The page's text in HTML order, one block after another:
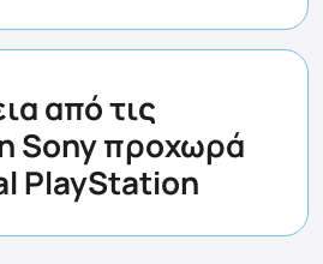
από τις
Sony προχωρά
PlayStation